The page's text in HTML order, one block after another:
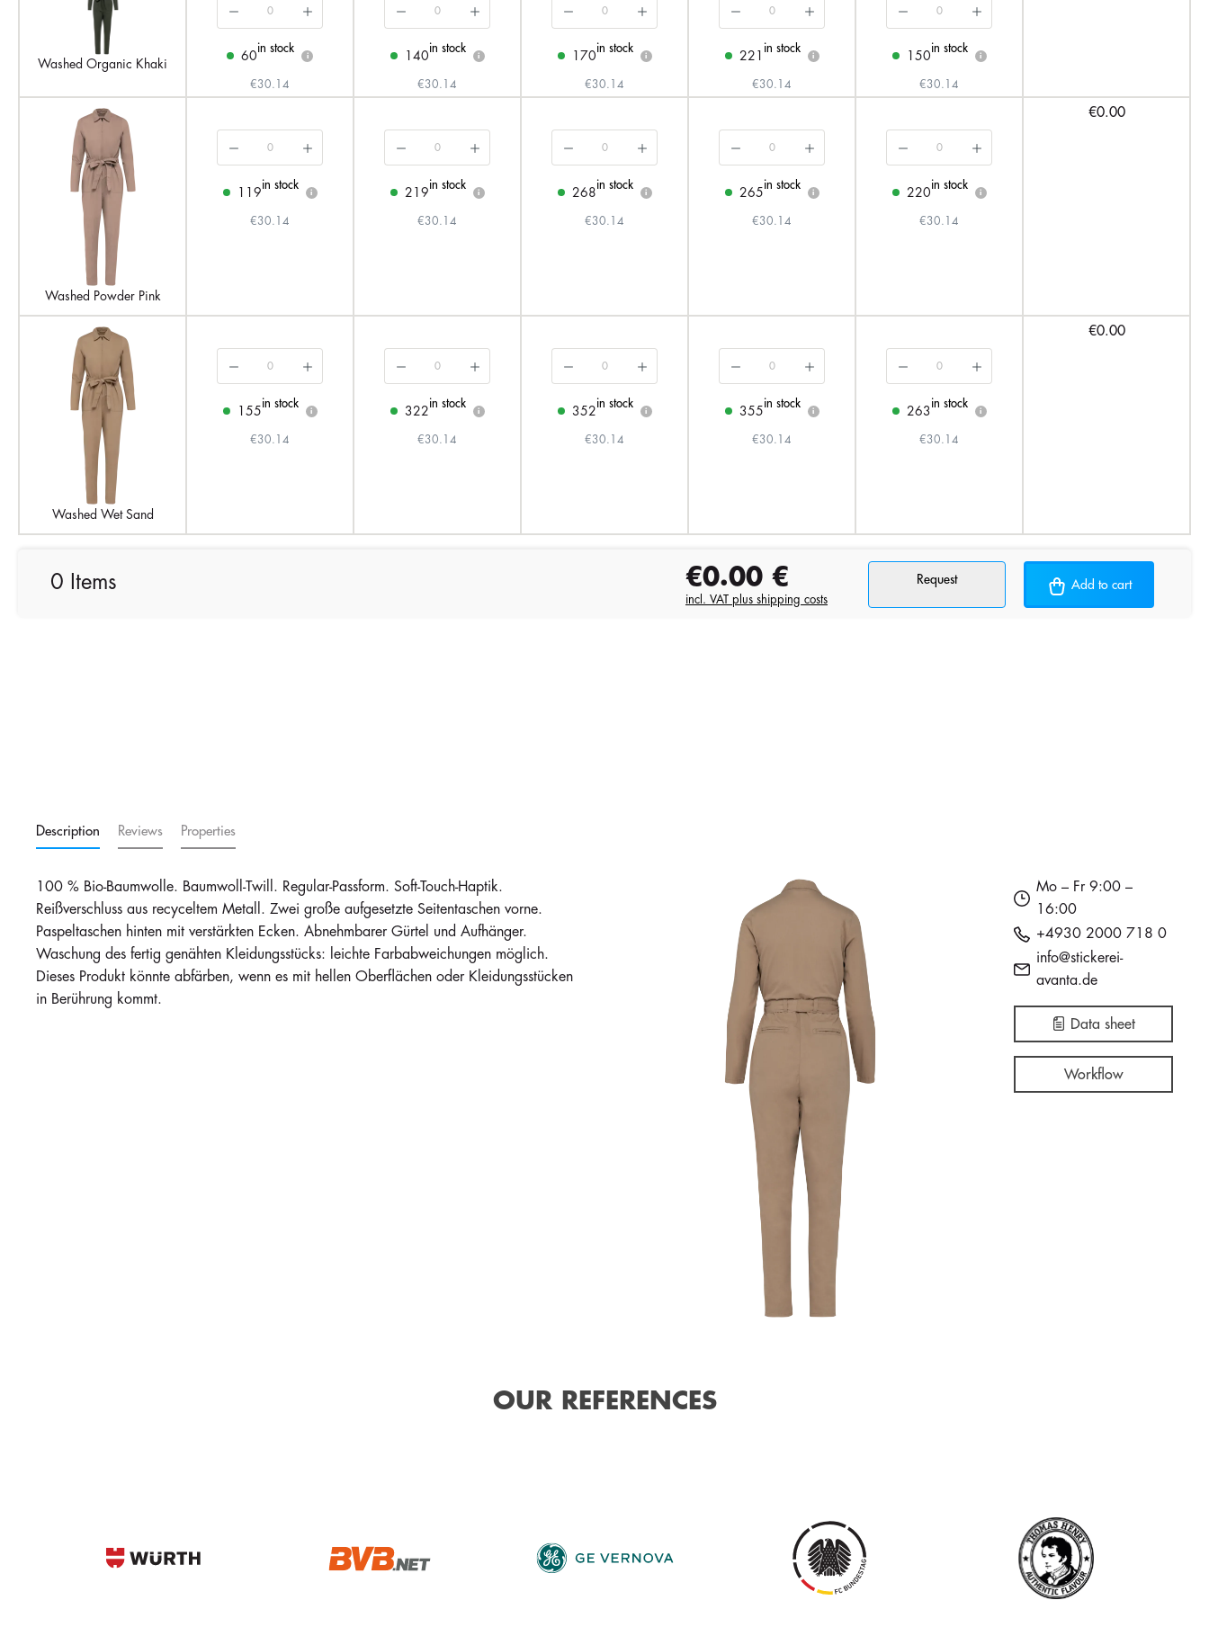
Washed Organic Khaki
60
in stock
i
€30.14
140
in stock
i
€30.14
170
in stock
i
€30.14
221
in stock
i
€30.14
150
in stock
i
€30.14
Washed Powder Pink
119
in stock
i
€30.14
219
in stock
i
€30.14
268
in stock
i
€30.14
265
in stock
i
€30.14
220
in stock
i
€30.14
€0.00
Washed Wet Sand
155
in stock
i
€30.14
322
in stock
i
€30.14
352
in stock
i
€30.14
355
in stock
i
€30.14
263
in stock
i
€30.14
€0.00
0 Items €0.00 €
incl. VAT plus shipping costs
Request Add to cart
Description Reviews Properties
100 % Bio-Baumwolle. Baumwoll-Twill. Regular-Passform. Soft-Touch-Haptik.
Reißverschluss aus recyceltem Metall. Zwei große aufgesetzte Seitentaschen vorne.
Paspeltaschen hinten mit verstärkten Ecken. Abnehmbarer Gürtel und Aufhänger.
Waschung des fertig genähten Kleidungsstücks: leichte Farbabweichungen möglich.
Dieses Produkt könnte abfärben, wenn es mit hellen Oberflächen oder Kleidungsstücken
in Berührung kommt.
Mo – Fr 9:00 –
16:00
+4930 2000 718 0
info@stickerei-
avanta.de
Data sheet
Workflow
OUR REFERENCES